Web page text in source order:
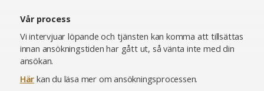
Vår process
Vi intervjuar löpande och tjänsten kan komma att tillsättas
innan ansökningstiden har gått ut, så vänta inte med din
ansökan.
Här kan du läsa mer om ansökningsprocessen.